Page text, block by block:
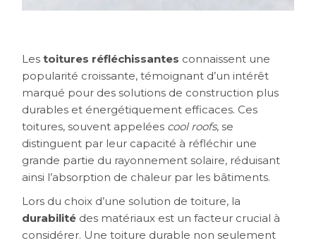
Lestoitures réfléchissantes connaissent une
popularité croissante, témoignant d’un intérêt
marqué pour des solutions de construction plus
durables et énergétiquement efficaces. Ces
toitures, souvent appelées cool roofs, se
distinguent par leur capacité à réfléchir une
grande partie du rayonnement solaire, réduisant
ainsi l’absorption de chaleur par les bâtiments.
Lors du choix d’une solution de toiture, la
durabilité des matériaux est un facteur crucial à
considérer. Une toiture durable non seulement